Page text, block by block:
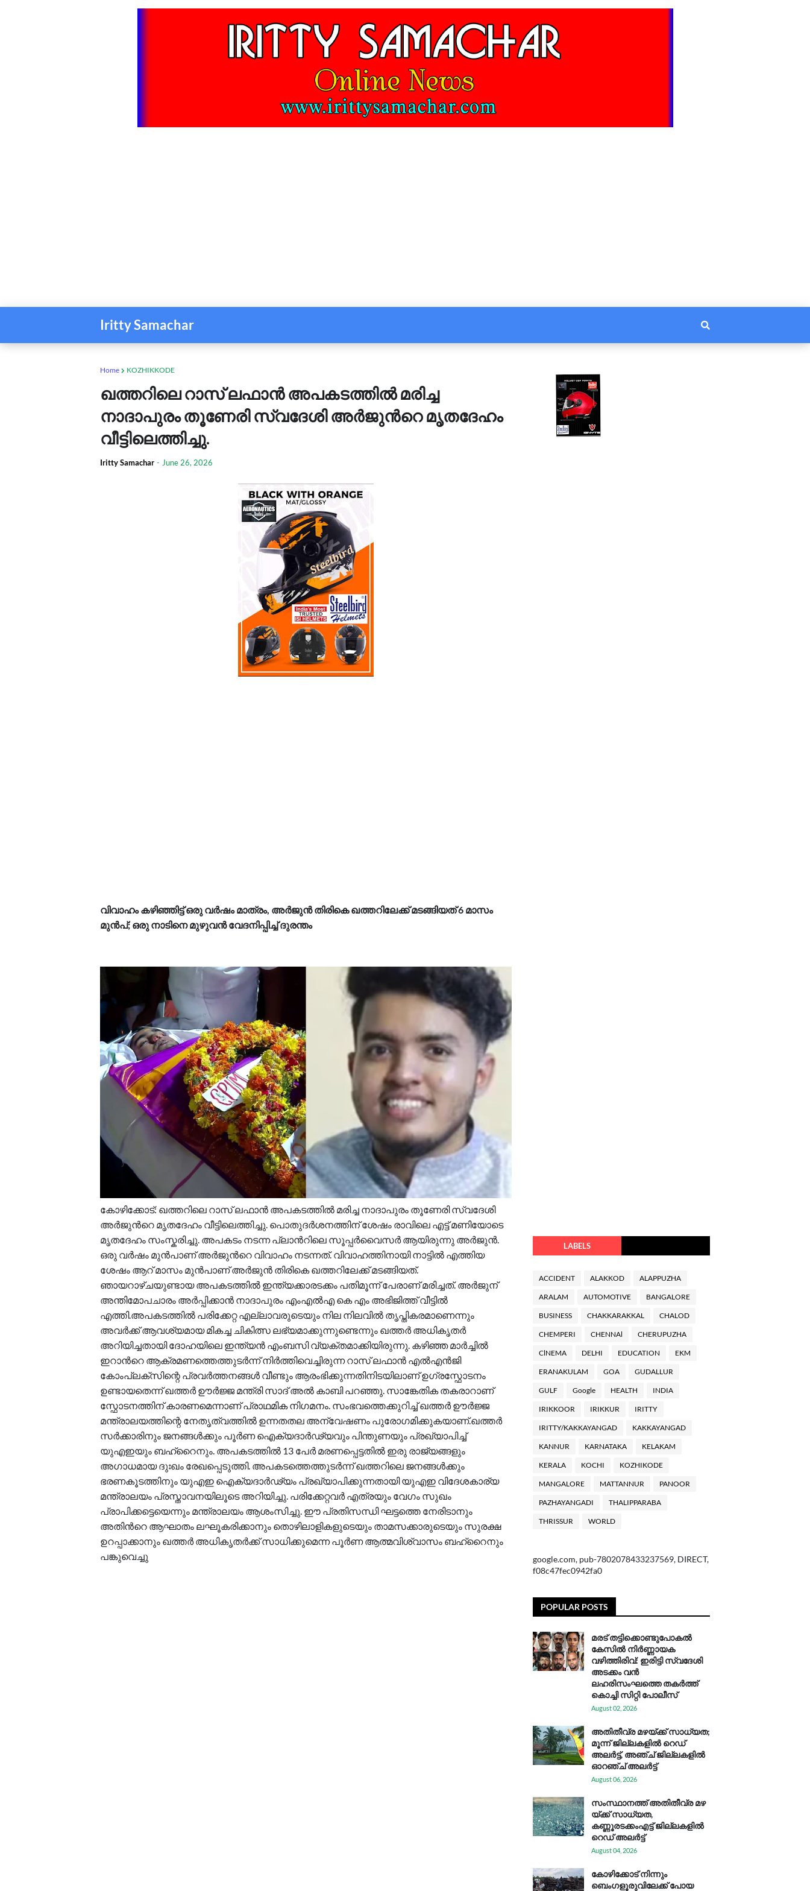
Iritty Samachar
Home KOZHIKKODE
ഖത്തറിലെ റാസ് ലഫാൻ അപകടത്തിൽ മരിച്ച
നാദാപുരം തൂണേരി സ്വദേശി അർജുന്‍റെ മൃതദേഹം
വീട്ടിലെത്തിച്ചു.
Iritty Samachar - June 26, 2026
വിവാഹം കഴിഞ്ഞിട്ട് ഒരു വർഷം മാത്രം, അർജുൻ തിരികെ ഖത്തറിലേക്ക് മടങ്ങിയത് 6 മാസം
മുൻപ്; ഒരു നാടിനെ മുഴുവൻ വേദനിപ്പിച്ച് ദുരന്തം
കോഴിക്കോട്: ഖത്തറിലെ റാസ് ലഫാൻ അപകടത്തിൽ മരിച്ച നാദാപുരം തൂണേരി സ്വദേശി
അർജുന്‍റെ മൃതദേഹം വീട്ടിലെത്തിച്ചു. പൊതുദർശനത്തിന് ശേഷം രാവിലെ എട്ട് മണിയോടെ
മൃതദേഹം സംസ്കരിച്ചു. അപകടം നടന്ന പ്ലാന്‍റിലെ സൂപ്പർവൈസർ ആയിരുന്നു അർജുൻ.
ഒരു വർഷം മുൻപാണ് അർജുന്‍റെ വിവാഹം നടന്നത്. വിവാഹത്തിനായി നാട്ടിൽ എത്തിയ
ശേഷം ആറ് മാസം മുൻപാണ് അർജുൻ തിരികെ ഖത്തറിലേക്ക് മടങ്ങിയത്.
ഞായറാഴ്ചയുണ്ടായ അപകടത്തിൽ ഇന്ത്യക്കാരടക്കം പതിമൂന്ന് പേരാണ് മരിച്ചത്. അർജുന്
അന്തിമോപചാരം അർപ്പിക്കാൻ നാദാപുരം എംഎൽഎ കെ എം അഭിജിത്ത് വീട്ടിൽ
എത്തി.അപകടത്തിൽ പരിക്കേറ്റ എല്ലാവരുടെയും നില നിലവിൽ തൃപ്തികരമാണെന്നും
അവർക്ക് ആവശ്യമായ മികച്ച ചികിത്സ ലഭ്യമാക്കുന്നുണ്ടെന്നും ഖത്തർ അധികൃതർ
അറിയിച്ചതായി ദോഹയിലെ ഇന്ത്യൻ എംബസി വ്യക്തമാക്കിയിരുന്നു. കഴിഞ്ഞ മാർച്ചിൽ
ഇറാന്‍റെ ആക്രമണത്തെത്തുടർന്ന് നിർത്തിവെച്ചിരുന്ന റാസ് ലഫാൻ എൽഎൻജി
കോംപ്ലക്സിന്റെ പ്രവർത്തനങ്ങൾ വീണ്ടും ആരംഭിക്കുന്നതിനിടയിലാണ് ഉഗ്രസ്ഫോടനം
ഉണ്ടായതെന്ന് ഖത്തർ ഊർജ്ജ മന്ത്രി സാദ് അൽ കാബി പറഞ്ഞു. സാങ്കേതിക തകരാറാണ്
സ്ഫോടനത്തിന് കാരണമെന്നാണ് പ്രാഥമിക നിഗമനം. സംഭവത്തെക്കുറിച്ച് ഖത്തർ ഊർജ്ജ
മന്ത്രാലയത്തിന്റെ നേതൃത്വത്തിൽ ഉന്നതതല അന്വേഷണം പുരോഗമിക്കുകയാണ്.ഖത്തർ
സർക്കാരിനും ജനങ്ങൾക്കും പൂർണ ഐക്യദാർഢ്യവും പിന്തുണയും പ്രഖ്യാപിച്ച്
യുഎഇയും ബഹ്‌റൈനും. അപകടത്തിൽ 13 പേർ മരണപ്പെട്ടതിൽ ഇരു രാജ്യങ്ങളും
അഗാധമായ ദുഃഖം രേഖപ്പെടുത്തി. അപകടത്തെത്തുടർന്ന് ഖത്തറിലെ ജനങ്ങൾക്കും
ഭരണകൂടത്തിനും യുഎഇ ഐക്യദാർഢ്യം പ്രഖ്യാപിക്കുന്നതായി യുഎഇ വിദേശകാര്യ
മന്ത്രാലയം പ്രസ്താവനയിലൂടെ അറിയിച്ചു. പരിക്കേറ്റവർ എത്രയും വേഗം സുഖം
പ്രാപിക്കട്ടെയെന്നും മന്ത്രാലയം ആശംസിച്ചു. ഈ പ്രതിസന്ധി ഘട്ടത്തെ നേരിടാനും
അതിന്‍റെ ആഘാതം ലഘൂകരിക്കാനും തൊഴിലാളികളുടെയും താമസക്കാരുടെയും സുരക്ഷ
ഉറപ്പാക്കാനും ഖത്തർ അധികൃതർക്ക് സാധിക്കുമെന്ന പൂർണ ആത്മവിശ്വാസം ബഹ്‌റൈനും
പങ്കുവെച്ചു
LABELS
ACCIDENT ALAKKOD ALAPPUZHA
ARALAM AUTOMOTIVE BANGALORE
BUSINESS CHAKKARAKKAL CHALOD
CHEMPERI CHENNAl CHERUPUZHA
ClNEMA DELHI EDUCATION EKM
ERANAKULAM GOA GUDALLUR
GULF Google HEALTH INDIA
IRIKKOOR IRIKKUR IRITTY
IRITTY/KAKKAYANGAD KAKKAYANGAD
KANNUR KARNATAKA KELAKAM
KERALA KOCHI KOZHIKODE
MANGALORE MATTANNUR PANOOR
PAZHAYANGADI THALIPPARABA
THRISSUR WORLD
google.com, pub-7802078433237569, DIRECT,
f08c47fec0942fa0
POPULAR POSTS
മരട് തട്ടിക്കൊണ്ടുപോകൽ
കേസിൽ നിർണ്ണായക
വഴിത്തിരിവ്: ഇരിട്ടി സ്വദേശി
അടക്കം വൻ
ലഹരിസംഘത്തെ തകർത്ത്
കൊച്ചി സിറ്റി പോലീസ്
August 02, 2026
അതിതീവ്ര മഴയ്ക്ക് സാധ്യത;
മൂന്ന് ജില്ലകളിൽ റെഡ്
അലർട്ട്, അഞ്ച് ജില്ലകളിൽ
ഓറഞ്ച് അലർട്ട്
August 06, 2026
സം​സ്ഥാ​ന​ത്ത് അ​തി​തീ​വ്ര മ​ഴ​
യ്ക്ക് സാ​ധ്യ​ത,
കണ്ണൂരടക്കംഎ​ട്ട് ജി​ല്ല​ക​ളി​ൽ
റെ​ഡ് അ​ലർ​ട്ട്
August 04, 2026
കോഴിക്കോട് നിന്നും
ബെംഗളൂരുവിലേക്ക് പോയ